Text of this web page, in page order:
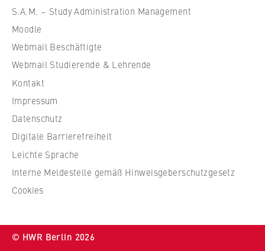
i
r
t
c
h
a
f
t
n
R
e
S.A.M. – Study Administration Management
Moodle
Webmail Beschäftigte
Webmail Studierende & Lehrende
Kontakt
Impressum
Datenschutz
Digitale Barrierefreiheit
Leichte Sprache
Interne Meldestelle gemäß Hinweisgeberschutzgesetz
Cookies
© HWR Berlin 2026